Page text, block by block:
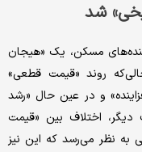
مسکن، یک «هیجان
روند «قیمت قطعی»
و در عین حال «رشد
دیگر، اختلاف بین «قیمت
به نظر می‌رسد که این نیز